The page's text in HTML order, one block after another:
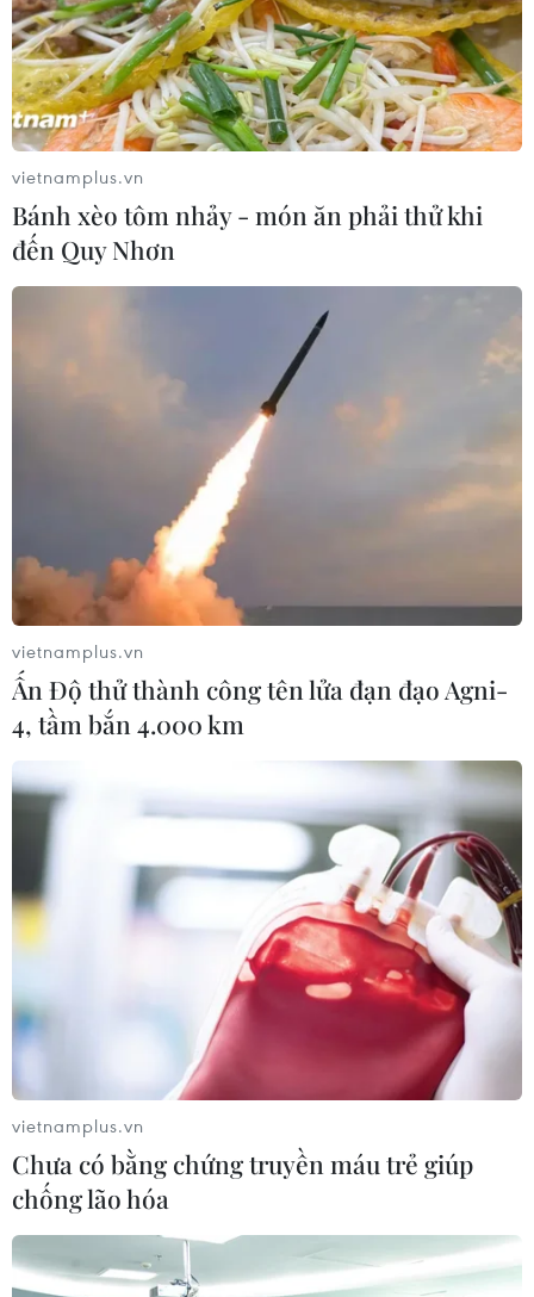
vietnamplus.vn
Bánh xèo tôm nhảy - món ăn phải thử khi
đến Quy Nhơn
vietnamplus.vn
Ấn Độ thử thành công tên lửa đạn đạo Agni-
4, tầm bắn 4.000 km
vietnamplus.vn
Chưa có bằng chứng truyền máu trẻ giúp
chống lão hóa